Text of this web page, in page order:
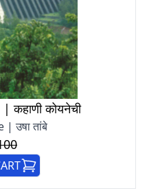
कोयनेची
उषा तांबे